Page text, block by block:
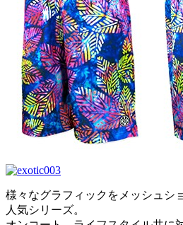
様々なグラフィックをメッシュシ
人気シリーズ。